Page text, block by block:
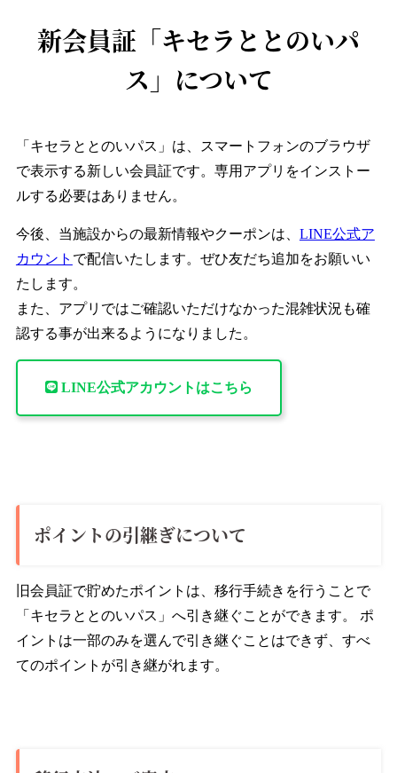
新会員証「キセラととのいパ
ス」について
「キセラととのいパス」は、スマートフォンのブラウザ
で表示する新しい会員証です。専用アプリをインストー
ルする必要はありません。
今後、当施設からの最新情報やクーポンは、 LINE公式ア
カウント で配信いたします。ぜひ友だち追加をお願いい
たします。
また、アプリではご確認いただけなかった混雑状況も確
認する事が出来るようになりました。
LINE公式アカウントはこちら
ポイントの引継ぎについて
旧会員証で貯めたポイントは、移行手続きを行うことで
「キセラととのいパス」へ引き継ぐことができます。 ポ
イントは一部のみを選んで引き継ぐことはできず、すべ
てのポイントが引き継がれます。